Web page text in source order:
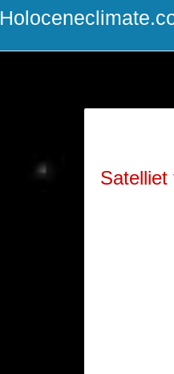
Satelliet